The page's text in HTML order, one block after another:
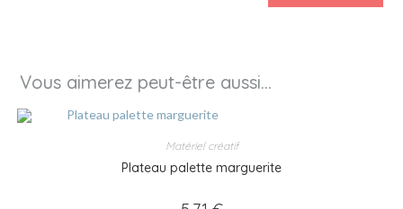
Vous aimerez peut-être aussi…
Matériel créatif
Plateau palette marguerite